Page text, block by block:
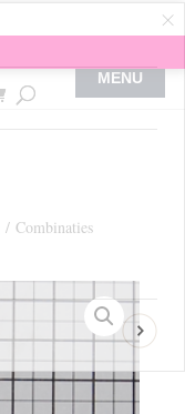
×
/ Combinaties